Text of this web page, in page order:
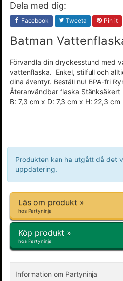
Dela med dig:
Facebook Tweeta Pin it
Batman
Förvandla din dryckesstund med
vattenflaska. Enkel, stilfull och
dina äventyr. Beställ nu! BPA-fri
Återanvändbar flaska
B: 7,3 cm x D: 7,3 cm x H: 22,3 cm
Produkten kan ha utgått då det
uppdatering.
Läs om produkt »
hos Partyninja
Köp produkt »
hos Partyninja
Information om Partyninja